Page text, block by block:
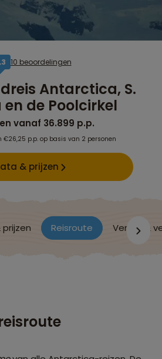
10 beoordelingen
Antarctica, S.
en de Poolcirkel
vanaf 36.899 p.p.
€26,25 p.p. op basis van 2 personen
& prijzen
Reisroute Verblijf &